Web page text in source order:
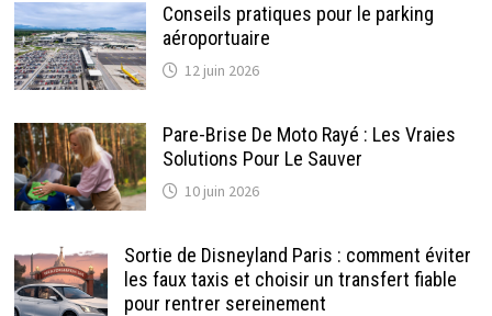
Conseils pratiques pour le parking
aéroportuaire
12 juin 2026
Pare-Brise De Moto Rayé : Les Vraies
Solutions Pour Le Sauver
10 juin 2026
Sortie de Disneyland Paris : comment éviter
les faux taxis et choisir un transfert fiable
pour rentrer sereinement